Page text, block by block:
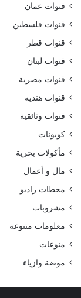
قنوات عمان
قنوات فلسطين
قنوات قطر
قنوات لبنان
قنوات مصرية
قنوات هنديه
قنوات وثائقية
كوبونات
مأكولات بحرية
مال و أعمال
محطات راديو
مشروبات
معلومات متنوعة
منوعات
موضة وازياء